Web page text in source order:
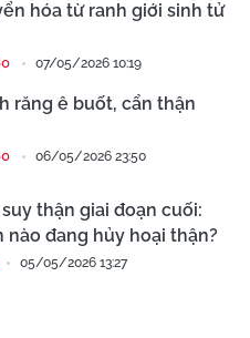
hóa từ ranh giới sinh tử
07/05/2026 10:19
răng ê buốt, cẩn thận
06/05/2026 23:50
thận giai đoạn cuối:
nào đang hủy hoại thận?
05/05/2026 13:27